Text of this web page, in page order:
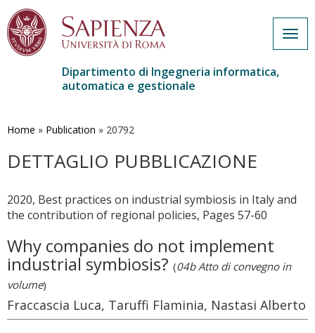
contenuto
Dipartimento di Ingegneria informatica,
automatica e gestionale
Home » Publication » 20792
DETTAGLIO PUBBLICAZIONE
2020, Best practices on industrial symbiosis in Italy and
the contribution of regional policies, Pages 57-60
Why companies do not implement
industrial symbiosis? (04b Atto di convegno in
volume)
Fraccascia Luca, Taruffi Flaminia, Nastasi Alberto